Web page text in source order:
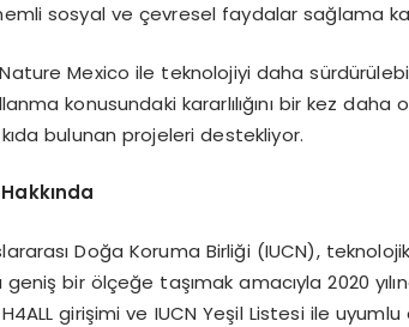
sosyal ve çevresel faydalar sağlama
Mexico ile teknolojiyi daha
konusundaki kararlılığını bir kez
bulunan projeleri destekliyor.
Doğa Koruma Birliği (IUCN),
geniş bir ölçeğe taşımak amacıyla 2020
girişimi ve IUCN Yeşil Listesi ile